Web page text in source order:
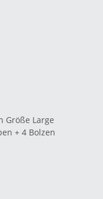
Größe Large
+ 4 Bolzen